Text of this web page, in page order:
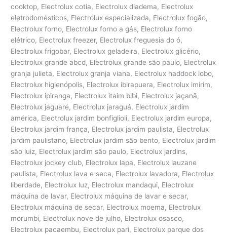
cooktop, Electrolux cotia, Electrolux diadema, Electrolux
eletrodomésticos, Electrolux especializada, Electrolux fogão,
Electrolux forno, Electrolux forno a gás, Electrolux forno
elétrico, Electrolux freezer, Electrolux freguesia do ó,
Electrolux frigobar, Electrolux geladeira, Electrolux glicério,
Electrolux grande abcd, Electrolux grande são paulo, Electrolux
granja julieta, Electrolux granja viana, Electrolux haddock lobo,
Electrolux higienópolis, Electrolux ibirapuera, Electrolux imirim,
Electrolux ipiranga, Electrolux itaim bibi, Electrolux jaçanã,
Electrolux jaguaré, Electrolux jaraguá, Electrolux jardim
américa, Electrolux jardim bonfiglioli, Electrolux jardim europa,
Electrolux jardim frança, Electrolux jardim paulista, Electrolux
jardim paulistano, Electrolux jardim são bento, Electrolux jardim
são luiz, Electrolux jardim são paulo, Electrolux jardins,
Electrolux jockey club, Electrolux lapa, Electrolux lauzane
paulista, Electrolux lava e seca, Electrolux lavadora, Electrolux
liberdade, Electrolux luz, Electrolux mandaqui, Electrolux
máquina de lavar, Electrolux máquina de lavar e secar,
Electrolux máquina de secar, Electrolux moema, Electrolux
morumbi, Electrolux nove de julho, Electrolux osasco,
Electrolux pacaembu, Electrolux pari, Electrolux parque dos